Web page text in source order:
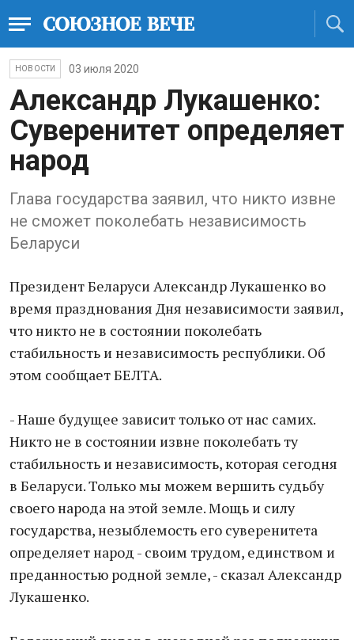
НОВОСТИ 03 июля 2020
Александр Лукашенко:
Суверенитет определяет
народ
Глава государства заявил, что никто извне
не сможет поколебать независимость
Беларуси
Президент Беларуси Александр Лукашенко во
время празднования Дня независимости заявил,
что никто не в состоянии поколебать
стабильность и независимость республики. Об
этом сообщает БЕЛТА.
- Наше будущее зависит только от нас самих.
Никто не в состоянии извне поколебать ту
стабильность и независимость, которая сегодня
в Беларуси. Только мы можем вершить судьбу
своего народа на этой земле. Мощь и силу
государства, незыблемость его суверенитета
определяет народ - своим трудом, единством и
преданностью родной земле, - сказал Александр
Лукашенко.